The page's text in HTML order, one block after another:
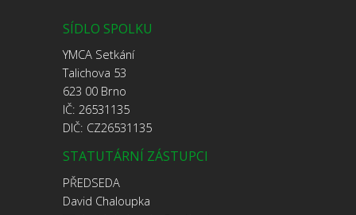
SÍDLO SPOLKU
YMCA Setkání
Talichova 53
623 00 Brno
IČ: 26531135
DIČ: CZ26531135
STATUTÁRNÍ ZÁSTUPCI
PŘEDSEDA
David Chaloupka